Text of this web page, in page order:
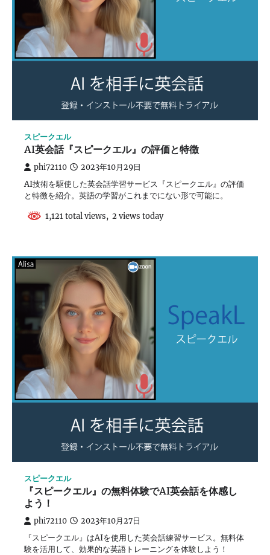
スピークエル
AI英会話『スピークエル』の評価と特徴
phi72110 2023年10月29日
AI技術を駆使した英会話学習サービス『スピークエル』の評価
と特徴を紹介。英語の学習がこれまでにない形で可能に。
1,121 total views, 2 views today
スピークエル
『スピークエル』の無料体験でAI英会話を体感し
よう！
phi72110 2023年10月27日
『スピークエル』はAIを使用した英会話練習サービス。無料体
験を活用して、効果的な英語トレーニングを体験しよう！